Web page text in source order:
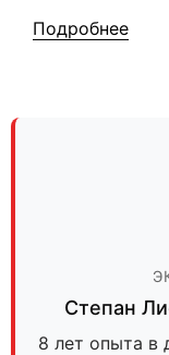
Подробнее
Степан
8 лет опыта в